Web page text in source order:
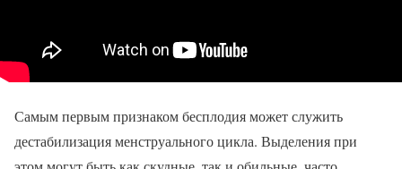
Самым первым признаком бесплодия может служить
дестабилизация менструального цикла. Выделения при